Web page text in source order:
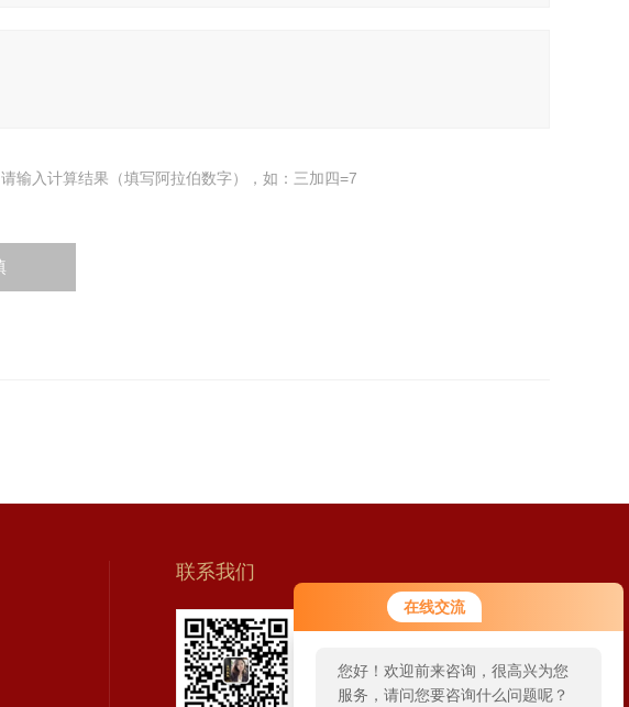
在线交流
您好！欢迎前来咨询，很高兴为您
服务，请问您要咨询什么问题呢？
请输入计算结果（填写阿拉伯数字），如：三加四=7
联系我们
扫一扫 联系我们